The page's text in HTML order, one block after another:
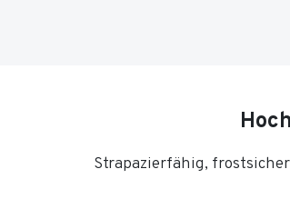
Strapazierfähig,